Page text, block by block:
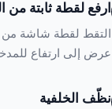
ارفع لقطة ثابتة من
عرض إلى ارتفاع للمدخلات وسيعيد
نظّف الخلفية